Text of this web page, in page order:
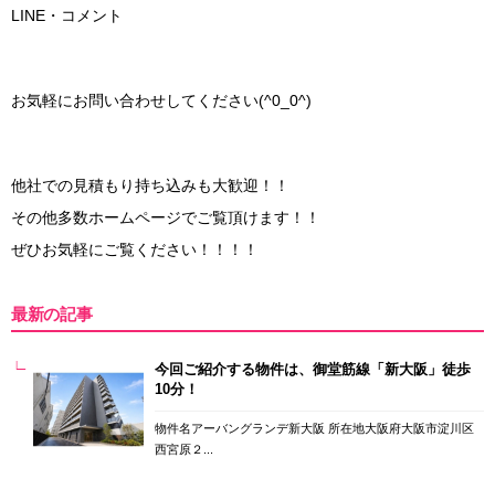
LINE・コメント
お気軽にお問い合わせしてください(^0_0^)
他社での見積もり持ち込みも大歓迎！！
その他多数ホームページでご覧頂けます！！
ぜひお気軽にご覧ください！！！！
最新の記事
今回ご紹介する物件は、御堂筋線「新大阪」徒歩
10分！
物件名アーバングランデ新大阪 所在地大阪府大阪市淀川区
西宮原２...